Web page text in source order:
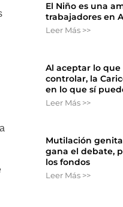
El Niño es una
trabajadores en
Leer Más >>
Al aceptar lo
controlar, la
en lo que sí
Leer Más >>
Mutilación
gana el debate,
los fondos
Leer Más >>